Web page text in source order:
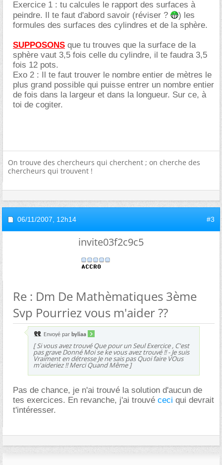
Exercice 1 : tu calcules le rapport des surfaces à
peindre. Il te faut d'abord savoir (réviser ?
) les
formules des surfaces des cylindres et de la sphère.
SUPPOSONS que tu trouves que la surface de la
sphère vaut 3,5 fois celle du cylindre, il te faudra 3,5
fois 12 pots.
Exo 2 : Il te faut trouver le nombre entier de mètres le
plus grand possible qui puisse entrer un nombre entier
de fois dans la largeur et dans la longueur. Sur ce, à
toi de cogiter.
On trouve des chercheurs qui cherchent ; on cherche des
chercheurs qui trouvent !
06/11/2007, 12h14 #3
invite03f2c9c5
Re : Dm De Mathèmatiques 3ème
Svp Pourriez vous m'aider ??
Envoyé par byliaa
[ Si vous avez trouvé Que pour un Seul Exercice , C'est
pas grave Donné Moi se ke vous avez trouvé !! - Je suis
Vraiment en détresse Je ne sais pas Quoi faire VOus
m'aideriez !! Merci Quand Même ]
Pas de chance, je n'ai trouvé la solution d'aucun de
tes exercices. En revanche, j'ai trouvé ceci qui devrait
t'intéresser.